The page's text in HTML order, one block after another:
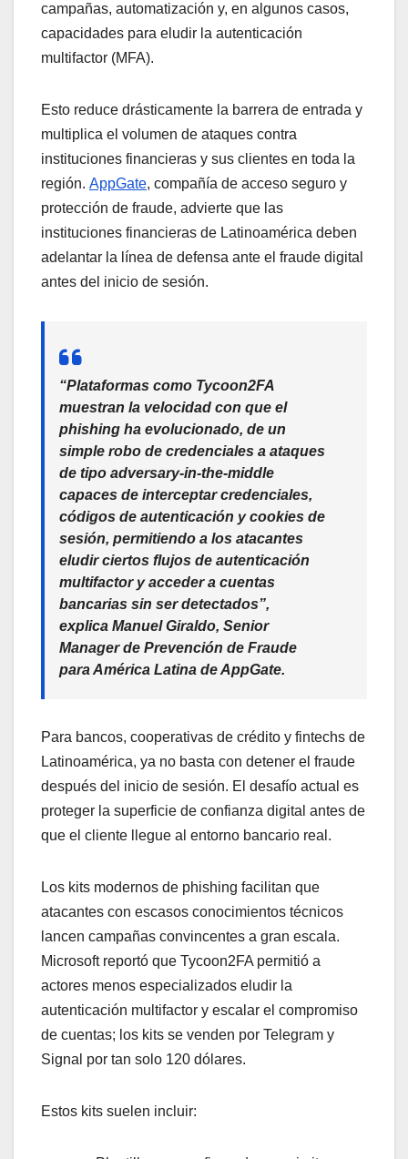
campañas, automatización y, en algunos casos,
capacidades para eludir la autenticación
multifactor (MFA).
Esto reduce drásticamente la barrera de entrada y
multiplica el volumen de ataques contra
instituciones financieras y sus clientes en toda la
región. AppGate, compañía de acceso seguro y
protección de fraude, advierte que las
instituciones financieras de Latinoamérica deben
adelantar la línea de defensa ante el fraude digital
antes del inicio de sesión.
“Plataformas como Tycoon2FA
muestran la velocidad con que el
phishing ha evolucionado, de un
simple robo de credenciales a ataques
de tipo adversary-in-the-middle
capaces de interceptar credenciales,
códigos de autenticación y cookies de
sesión, permitiendo a los atacantes
eludir ciertos flujos de autenticación
multifactor y acceder a cuentas
bancarias sin ser detectados”,
explica Manuel Giraldo, Senior
Manager de Prevención de Fraude
para América Latina de AppGate.
Para bancos, cooperativas de crédito y fintechs de
Latinoamérica, ya no basta con detener el fraude
después del inicio de sesión. El desafío actual es
proteger la superficie de confianza digital antes de
que el cliente llegue al entorno bancario real.
Los kits modernos de phishing facilitan que
atacantes con escasos conocimientos técnicos
lancen campañas convincentes a gran escala.
Microsoft reportó que Tycoon2FA permitió a
actores menos especializados eludir la
autenticación multifactor y escalar el compromiso
de cuentas; los kits se venden por Telegram y
Signal por tan solo 120 dólares.
Estos kits suelen incluir: